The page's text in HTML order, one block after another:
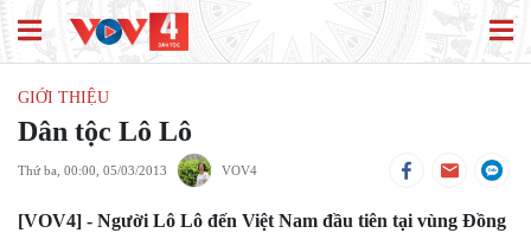
GIỚI THIỆU
Dân tộc Lô Lô
Thứ ba, 00:00, 05/03/2013 VOV4
[VOV4] - Người Lô Lô đến Việt Nam đầu tiên tại vùng Đồng